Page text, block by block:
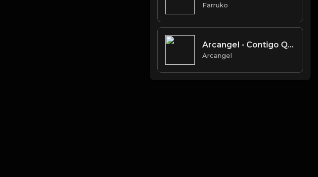
Farruko
Arcangel - Contigo Quiero Amores
Arcangel